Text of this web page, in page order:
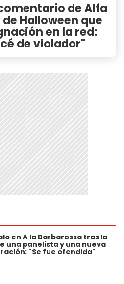
de Alfa
Halloween que
en la red:
de violador"
en A la Barbarossa tras la
una panelista y una nueva
"Se fue ofendida"